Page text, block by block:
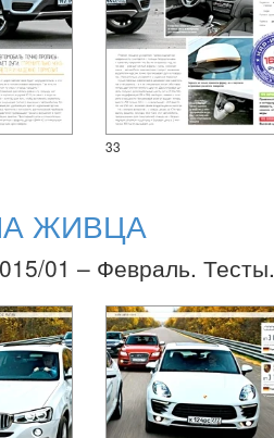
33
ЖИВЦА
01 – Февраль. Тесты.